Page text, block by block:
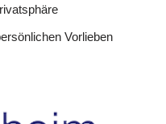
Vorlieben